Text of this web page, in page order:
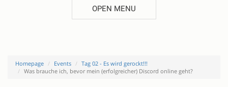
OPEN MENU
Homepage Events
Tag 02 - Es wird gerockt!!!
Was brauche ich, bevor mein (erfolgreicher) Discord online geht?